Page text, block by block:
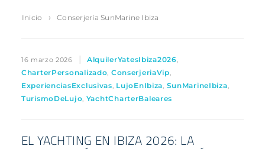
Inicio › Conserjería SunMarine Ibiza
16 marzo 2026 | AlquilerYatesIbiza2026
CharterPersonalizado ConserjeriaVip
ExperienciasExclusivas LujoEnIbiza SunMarineIbiza
TurismoDeLujo YachtCharterBaleares
EL YACHTING EN IBIZA 2026: LA